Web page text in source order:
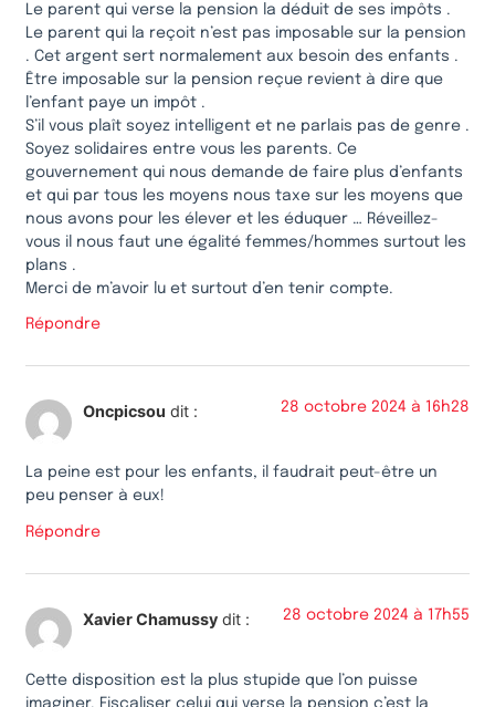
Le parent qui verse la pension la déduit de ses impôts .
Le parent qui la reçoit n’est pas imposable sur la pension
. Cet argent sert normalement aux besoin des enfants .
Être imposable sur la pension reçue revient à dire que
l’enfant paye un impôt .
S’il vous plaît soyez intelligent et ne parlais pas de genre .
Soyez solidaires entre vous les parents. Ce
gouvernement qui nous demande de faire plus d’enfants
et qui par tous les moyens nous taxe sur les moyens que
nous avons pour les élever et les éduquer … Réveillez-
vous il nous faut une égalité femmes/hommes surtout les
plans .
Merci de m’avoir lu et surtout d’en tenir compte.
Répondre
Oncpicsou dit : 28 octobre 2024 à 16h28
La peine est pour les enfants, il faudrait peut-être un
peu penser à eux!
Répondre
Xavier Chamussy dit : 28 octobre 2024 à 17h55
Cette disposition est la plus stupide que l’on puisse
imaginer. Fiscaliser celui qui verse la pension c’est la